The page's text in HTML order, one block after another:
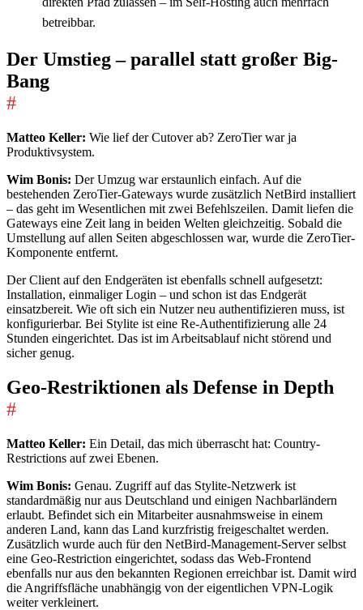
betreibbar.
Der Umstieg – parallel statt großer Big-
Bang
#
Matteo Keller: Wie lief der Cutover ab? ZeroTier war ja
Produktivsystem.
Wim Bonis: Der Umzug war erstaunlich einfach. Auf die
bestehenden ZeroTier-Gateways wurde zusätzlich NetBird installiert
– das geht im Wesentlichen mit zwei Befehlszeilen. Damit liefen die
Gateways eine Zeit lang in beiden Welten gleichzeitig. Sobald die
Umstellung auf allen Seiten abgeschlossen war, wurde die ZeroTier-
Komponente entfernt.
Der Client auf den Endgeräten ist ebenfalls schnell aufgesetzt:
Installation, einmaliger Login – und schon ist das Endgerät
einsatzbereit. Wie oft sich ein Nutzer neu authentifizieren muss, ist
konfigurierbar. Bei Stylite ist eine Re-Authentifizierung alle 24
Stunden eingerichtet. Das ist im Arbeitsablauf nicht störend und
sicher genug.
Geo-Restriktionen als Defense in Depth
#
Matteo Keller: Ein Detail, das mich überrascht hat: Country-
Restrictions auf zwei Ebenen.
Wim Bonis: Genau. Zugriff auf das Stylite-Netzwerk ist
standardmäßig nur aus Deutschland und einigen Nachbarländern
erlaubt. Befindet sich ein Mitarbeiter ausnahmsweise in einem
anderen Land, kann das Land kurzfristig freigeschaltet werden.
Zusätzlich wurde auch für den NetBird-Management-Server selbst
eine Geo-Restriction eingerichtet, sodass das Web-Frontend
ebenfalls nur aus den bekannten Regionen erreichbar ist. Damit wird
die Angriffsfläche unabhängig von der eigentlichen VPN-Logik
weiter verkleinert.